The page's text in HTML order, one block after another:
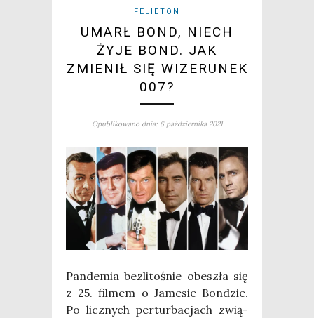
FELIETON
UMARŁ BOND, NIECH
ŻYJE BOND. JAK
ZMIENIŁ SIĘ WIZERUNEK
007?
Opublikowano dnia: 6 października 2021
Pan­de­mia bez­li­to­śnie obe­szła się
z 25. fil­mem o Jame­sie Bon­dzie.
Po licz­nych per­tur­ba­cjach zwią­